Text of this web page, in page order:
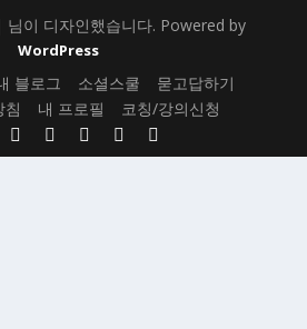
| 님이 디자인했습니다. Powered by
WordPress
블로그 소셜스쿨
묻고답하기
침
내 프로필 코칭/강의신청